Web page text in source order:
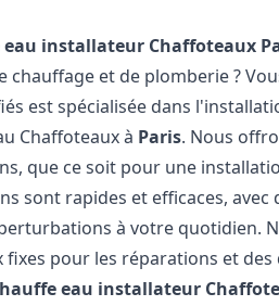
eau installateur Chaffoteaux
chauffage et de plomberie ?
est spécialisée dans
Chaffoteaux à Paris. Nous
que ce soit pour une
sont rapides et efficaces, avec
à votre quotidien.
fixes pour les réparations et
eau installateur